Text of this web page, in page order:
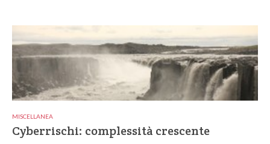
MISCELLANEA
Cyberrischi: complessità crescente